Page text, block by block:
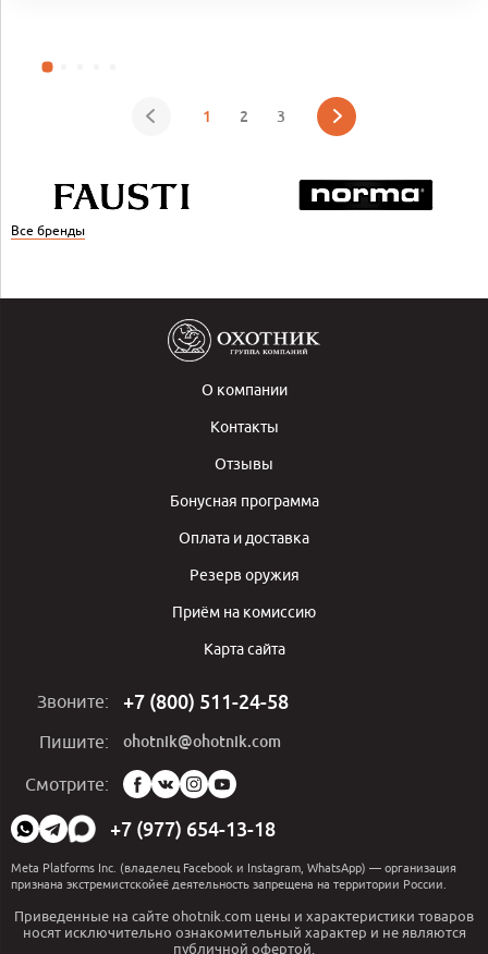
1 2 3
Все бренды
О компании
Контакты
Отзывы
Бонусная программа
Оплата и доставка
Резерв оружия
Приём на комиссию
Карта сайта
Звоните: +7 (800) 511-24-58
Пишите: ohotnik@ohotnik.com
Смотрите:
Мы
в
социальных
сетях:
+7 (977) 654-13-18
Meta Platforms Inc. (владелец Facebook и Instagram, WhatsApp) — организация
признана экстремистскойеё деятельность запрещена на территории России.
Приведенные на сайте ohotnik.com цены и характеристики товаров
носят исключительно ознакомительный характер и не являются
публичной офертой.